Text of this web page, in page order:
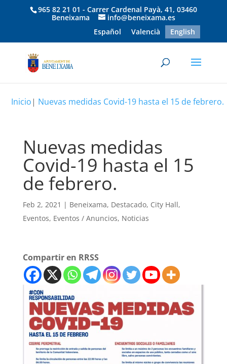
965 82 21 01 - Carrer Cardenal Payà, 41, 03460
Beneixama
info@beneixama.es
Español
Valencià English
Inicio| Nuevas medidas Covid-19 hasta el 15 de febrero.
Nuevas medidas
Covid-19 hasta el 15
de febrero.
Feb 2, 2021 | Beneixama, Destacado, City Hall,
Eventos, Eventos / Anuncios, Noticias
Compartir en RRSS